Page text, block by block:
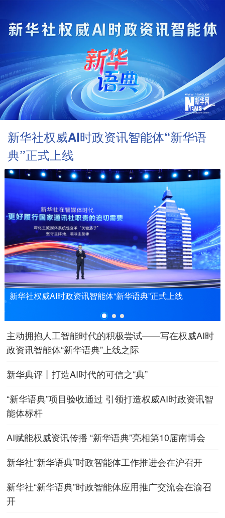
新华社权威AI时政资讯智能体“新华语
典”正式上线
新华社权威AI时政资讯智能体“新华语典”正式上线
主动拥抱人工智能时代的积极尝试——写在权威AI时
政资讯智能体“新华语典”上线之际
新华典评丨打造AI时代的可信之“典”
“新华语典”项目验收通过 引领打造权威AI时政资讯智
能体标杆
AI赋能权威资讯传播 “新华语典”亮相第10届南博会
新华社“新华语典”时政智能体工作推进会在沪召开
新华社“新华语典”时政智能体应用推广交流会在渝召
开